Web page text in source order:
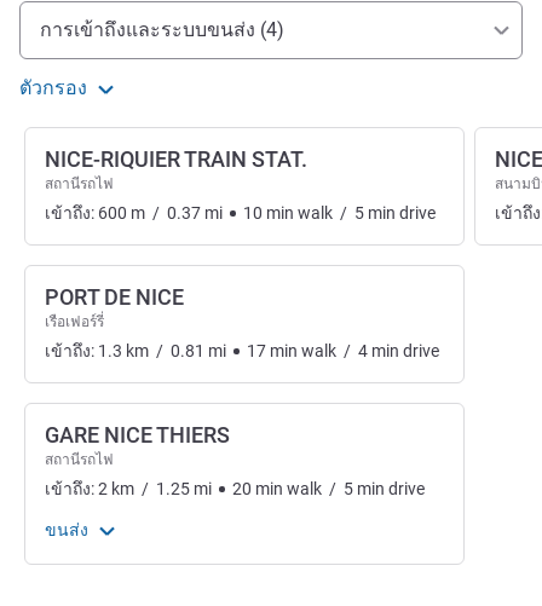
การเข้าถึงและการเดินทาง
การเข้าถึงและระบบขนส่ง (4)
ตัวกรอง
NICE-RIQUIER TRAIN STAT.
สถานีรถไฟ
เข้าถึง: 600 m / 0.37 mi 10 min walk / 5 min drive
PORT DE NICE
เรือเฟอร์รี่
เข้าถึง: 1.3 km / 0.81 mi 17 min walk / 4 min drive
GARE NICE THIERS
สถานีรถไฟ
เข้าถึง:2 km / 1.25 mi 20 min walk / 5 min drive
ขนส่ง
สนาม
เข้าถึ